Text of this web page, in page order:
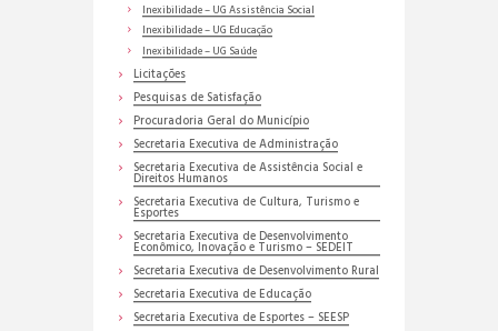
Inexibilidade – UG Assistência Social
Inexibilidade – UG Educação
Inexibilidade – UG Saúde
Licitações
Pesquisas de Satisfação
Procuradoria Geral do Município
Secretaria Executiva de Administração
Secretaria Executiva de Assistência Social e
Direitos Humanos
Secretaria Executiva de Cultura, Turismo e
Esportes
Secretaria Executiva de Desenvolvimento
Econômico, Inovação e Turismo – SEDEIT
Secretaria Executiva de Desenvolvimento Rural
Secretaria Executiva de Educação
Secretaria Executiva de Esportes – SEESP